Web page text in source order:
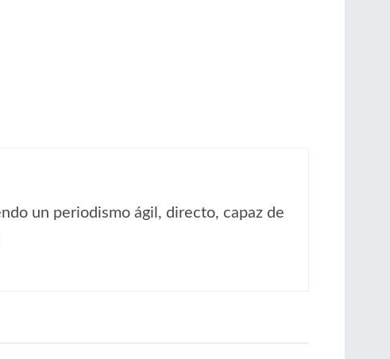
un periodismo ágil, directo, capaz de